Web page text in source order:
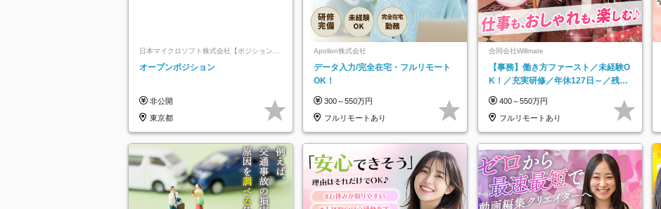
日本マイクロソフト株式会社【ポジションマ
ッチ登録】
オープンポジション
非公開
東京都
Apollon株式会社
データ入力/完全在宅・フルリモート
OK！
300～550万円
フルリモートあり
合同会社Willmate
【事務】働き方ファースト／未経験O
K！／充実研修／年休127日～／残業
400～550万円
フルリモートあり